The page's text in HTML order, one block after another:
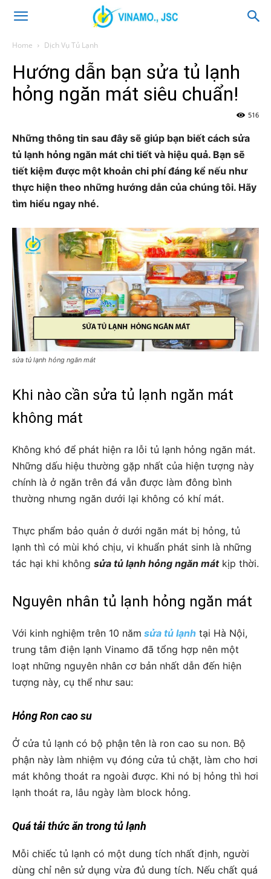
Home Dịch Vụ Tủ Lạnh
Hướng dẫn bạn sửa tủ lạnh
hỏng ngăn mát siêu chuẩn!
516
Những thông tin sau đây sẽ giúp bạn biết cách sửa
tủ lạnh hỏng ngăn mát chi tiết và hiệu quả. Bạn sẽ
tiết kiệm được một khoản chi phí đáng kể nếu như
thực hiện theo những hướng dẫn của chúng tôi. Hãy
tìm hiểu ngay nhé.
sửa tủ lạnh hỏng ngăn mát
Khi nào cần sửa tủ lạnh ngăn mát
không mát
Không khó để phát hiện ra lỗi tủ lạnh hỏng ngăn mát.
Những dấu hiệu thường gặp nhất của hiện tượng này
chính là ở ngăn trên đá vẫn được làm đông bình
thường nhưng ngăn dưới lại không có khí mát.
Thực phẩm bảo quản ở dưới ngăn mát bị hỏng, tủ
lạnh thì có mùi khó chịu, vi khuẩn phát sinh là những
tác hại khi không sửa tủ lạnh hỏng ngăn mátkịp thời.
Nguyên nhân tủ lạnh hỏng ngăn mát
Với kinh nghiệm trên 10 năm sửa tủ lạnh tại Hà Nội,
trung tâm điện lạnh Vinamo đã tổng hợp nên một
loạt những nguyên nhân cơ bản nhất dẫn đến hiện
tượng này, cụ thể như sau:
Hỏng Ron cao su
Ở cửa tủ lạnh có bộ phận tên là ron cao su non. Bộ
phận này làm nhiệm vụ đóng cửa tủ chặt, làm cho hơi
mát không thoát ra ngoài được. Khi nó bị hỏng thì hơi
lạnh thoát ra, lâu ngày làm block hỏng.
Quá tải thức ăn trong tủ lạnh
Mỗi chiếc tủ lạnh có một dung tích nhất định, người
dùng chỉ nên sử dụng vừa đủ dung tích. Nếu chất quá